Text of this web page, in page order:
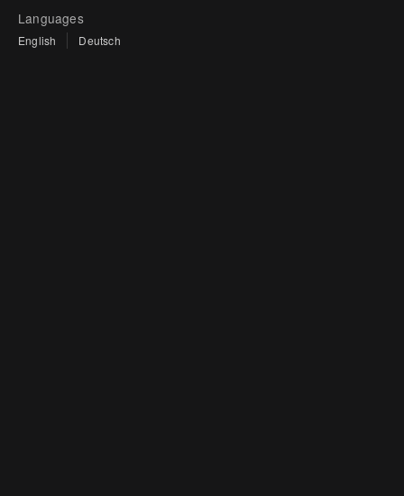
Languages
English Deutsch